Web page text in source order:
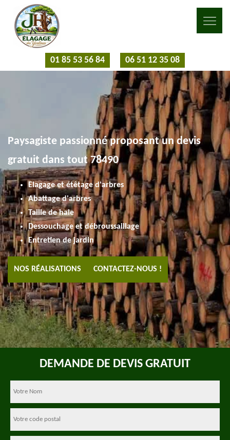
01 85 53 56 84 06 51 12 35 08
Paysagiste passionné proposant un devis
gratuit dans tout 78490
Elagage et étêtage d'arbres
Abattage d'arbres
Taille de haie
Dessouchage et débroussaillage
Entretien de jardin
NOS RÉALISATIONS CONTACTEZ-NOUS !
DEMANDE DE DEVIS GRATUIT